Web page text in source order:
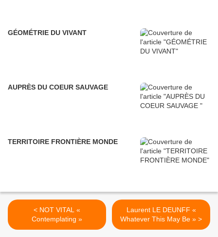
GÉOMÉTRIE DU VIVANT
AUPRÈS DU COEUR SAUVAGE
TERRITOIRE FRONTIÈRE MONDE
< NOT VITAL «
Contemplating »
Laurent LE DEUNFF «
Whatever This May Be » >